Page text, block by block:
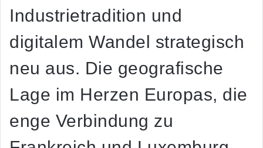
Industrietradition und
digitalem Wandel strategisch
neu aus. Die geografische
Lage im Herzen Europas, die
enge Verbindung zu